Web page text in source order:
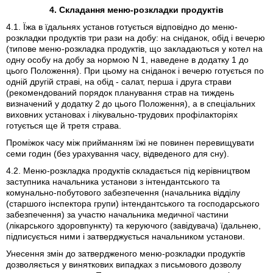
4. Складання меню-розкладки продуктів
4.1. Їжа в їдальнях установ готується відповідно до меню-
розкладки продуктів три рази на добу: на сніданок, обід і вечерю
(типове меню-розкладка продуктів, що закладаються у котел на
одну особу на добу за нормою N 1, наведене в додатку 1 до
цього Положення). При цьому на сніданок і вечерю готується по
одній другій страві, на обід - салат, перша і друга страви
(рекомендований порядок планування страв на тиждень
визначений у додатку 2 до цього Положення), а в спеціальних
виховних установах і лікувально-трудових профілакторіях
готується ще й третя страва.
Проміжок часу між прийманням їжі не повинен перевищувати
семи годин (без урахування часу, відведеного для сну).
4.2. Меню-розкладка продуктів складається під керівництвом
заступника начальника установи з інтендантського та
комунально-побутового забезпечення (начальника відділу
(старшого інспектора групи) інтендантського та господарського
забезпечення) за участю начальника медичної частини
(лікарського здоровпункту) та керуючого (завідувача) їдальнею,
підписується ними і затверджується начальником установи.
Унесення змін до затвердженого меню-розкладки продуктів
дозволяється у виняткових випадках з письмового дозволу